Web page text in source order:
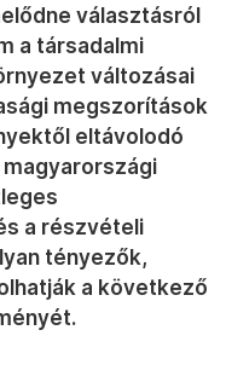
választásról
a társadalmi
változásai
megszorítások
eltávolodó
a részvételi
tényezők,
a következő